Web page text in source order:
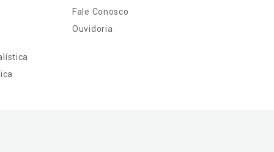
Fale Conosco
Ouvidoria